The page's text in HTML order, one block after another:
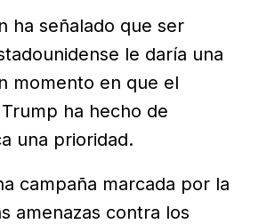
ha señalado que ser
le daría una
momento en que el
ha hecho de
una prioridad.
campaña marcada por la
amenazas contra los